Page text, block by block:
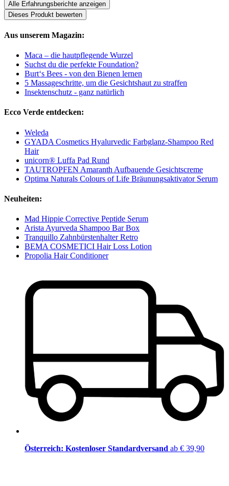
Alle Erfahrungsberichte anzeigen
Dieses Produkt bewerten
Aus unserem Magazin:
Maca – die hautpflegende Wurzel
Suchst du die perfekte Foundation?
Burt‘s Bees - von den Bienen lernen
5 Massageschritte, um die Gesichtshaut zu straffen
Insektenschutz - ganz natürlich
Ecco Verde entdecken:
Weleda
GYADA Cosmetics Hyalurvedic Farbglanz-Shampoo Red
Hair
unicorn® Luffa Pad Rund
TAUTROPFEN Amaranth Aufbauende Gesichtscreme
Optima Naturals Colours of Life Bräunungsaktivator Serum
Neuheiten:
Mad Hippie Corrective Peptide Serum
Arista Ayurveda Shampoo Bar Box
Tranquillo Zahnbürstenhalter Retro
BEMA COSMETICI Hair Loss Lotion
Propolia Hair Conditioner
Österreich: Kostenloser Standardversand ab € 39,90